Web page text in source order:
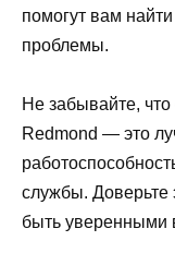
помогут вам
проблемы.
Не забывайте,
Redmond — это
службы. Доверьте
быть уверенными